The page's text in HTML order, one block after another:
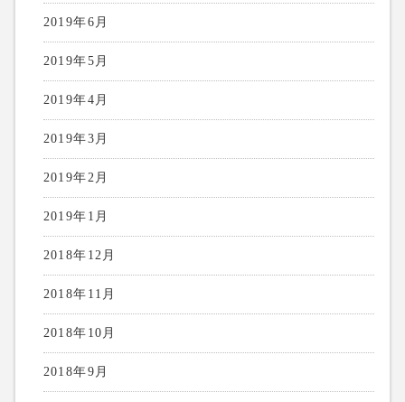
2019年6月
2019年5月
2019年4月
2019年3月
2019年2月
2019年1月
2018年12月
2018年11月
2018年10月
2018年9月